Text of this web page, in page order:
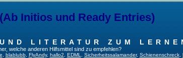
Initios und Ready Entries)
LITERATUR ZUM
welche anderen Hilfsmittel sind zu empfehlen?
blablubb, FlyAndy, hallo2 EDML Sicherheitssalamander, Schienenschreck,